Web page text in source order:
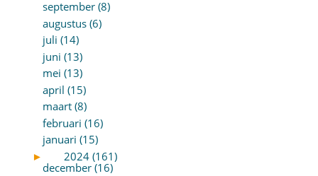
september (8)
augustus (6)
juli (14)
juni (13)
mei (13)
april (15)
maart (8)
februari (16)
januari (15)
►
2024 (161)
december (16)